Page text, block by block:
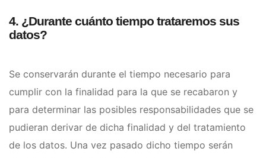
4. ¿Durante cuánto tiempo trataremos sus
datos?
Se conservarán durante el tiempo necesario para
cumplir con la finalidad para la que se recabaron y
para determinar las posibles responsabilidades que se
pudieran derivar de dicha finalidad y del tratamiento
de los datos. Una vez pasado dicho tiempo serán